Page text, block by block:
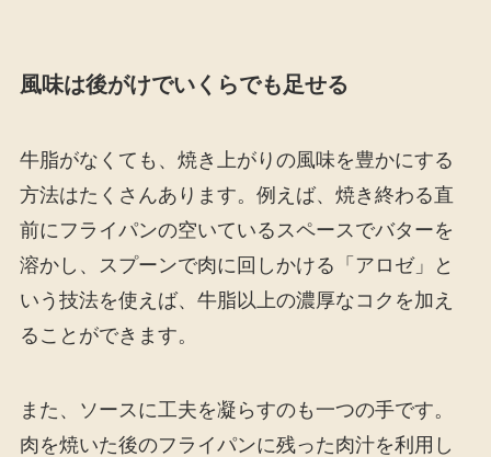
風味は後がけでいくらでも足せる
牛脂がなくても、焼き上がりの風味を豊かにする
方法はたくさんあります。例えば、焼き終わる直
前にフライパンの空いているスペースでバターを
溶かし、スプーンで肉に回しかける「アロゼ」と
いう技法を使えば、牛脂以上の濃厚なコクを加え
ることができます。
また、ソースに工夫を凝らすのも一つの手です。
肉を焼いた後のフライパンに残った肉汁を利用し